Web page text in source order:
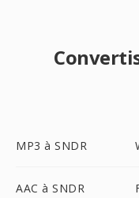
MP3 à SNDR
AAC à SNDR